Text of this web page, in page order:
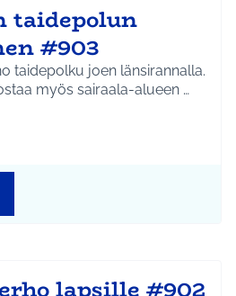
taidepolun
#903
taidepolku joen länsirannalla.
myös sairaala-alueen …
Kellokoski